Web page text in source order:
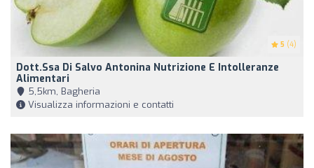
5 (4)
Dott.ssa Di Salvo Antonina Nutrizione E Intolleranze
Alimentari
5,5km, Bagheria
Visualizza informazioni e contatti